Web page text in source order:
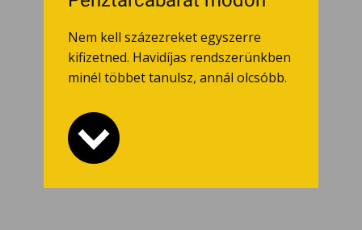
Nem kell százezreket egyszerre
kifizetned. Havidíjas rendszerünkben
minél többet tanulsz, annál olcsóbb.